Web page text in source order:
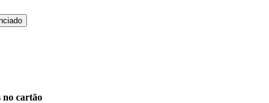
no cartão